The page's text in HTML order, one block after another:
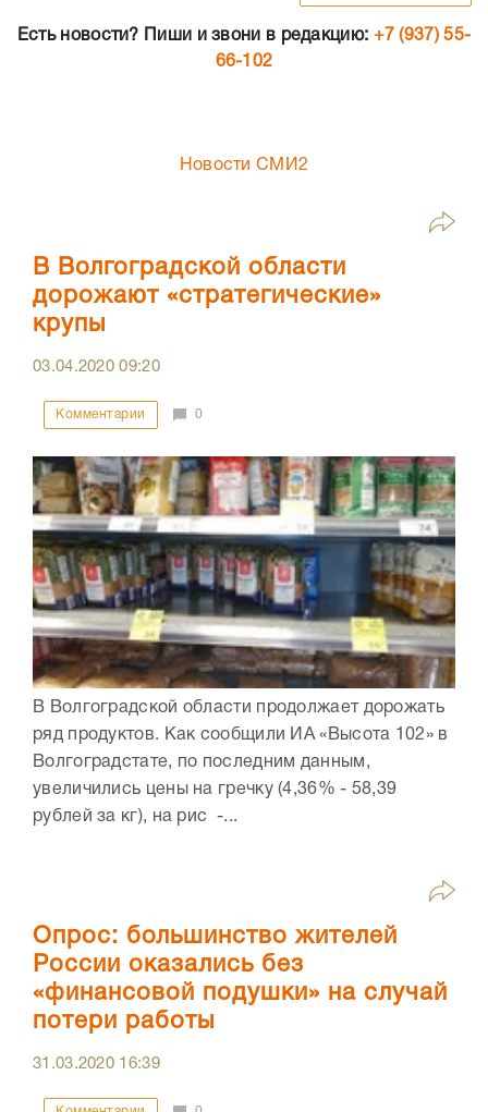
Есть новости? Пиши и звони в редакцию: +7 (937) 55-
66-102
Новости СМИ2
В Волгоградской области
дорожают «стратегические»
крупы
03.04.202009:20
Комментарии 0
В Волгоградской области продолжает дорожать
ряд продуктов. Как сообщили ИА «Высота 102» в
Волгоградстате, по последним данным,
увеличились цены на гречку (4,36% - 58,39
рублей за кг), на рис -...
Опрос: большинство жителей
России оказались без
«финансовой подушки» на случай
потери работы
31.03.2020 16:39